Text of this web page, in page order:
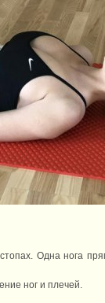
Одна нога
ног и плечей.